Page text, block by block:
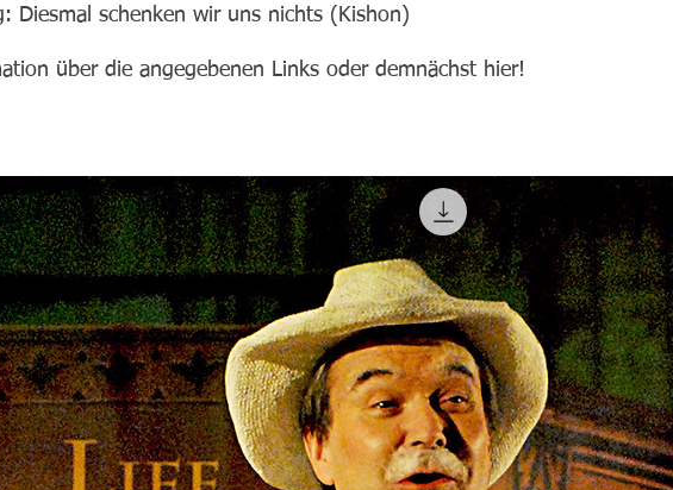
Diesmal schenken wir uns nichts (Kishon)
über die angegebenen Links oder demnächst hier!